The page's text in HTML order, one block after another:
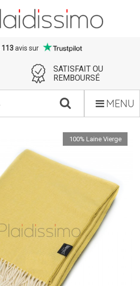
113avis sur
SATISFAIT OU
REMBOURSÉ
MENU
100% Laine Vierge